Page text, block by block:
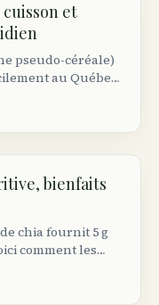
et
pseudo-céréale)
au Québec.
change tout.
bienfaits
chia fournit 5 g
comment les